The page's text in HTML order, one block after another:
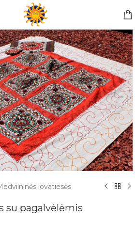
į paštomatą apsiperkant už 30€!!
lovatiesės
su pagalvėlėmis